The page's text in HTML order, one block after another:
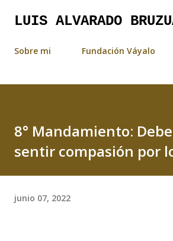
Ir al contenido principal
LUIS ALVARADO
Sobre mi Fundación Váyalo
8° Mandamiento:
sentir compasión por
junio 07, 2022